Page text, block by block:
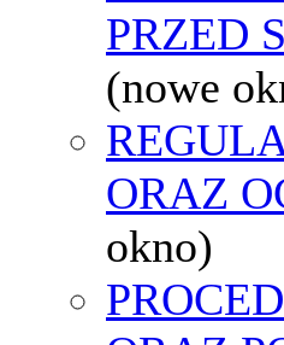
PRZED
(nowe
ORAZ
okno)